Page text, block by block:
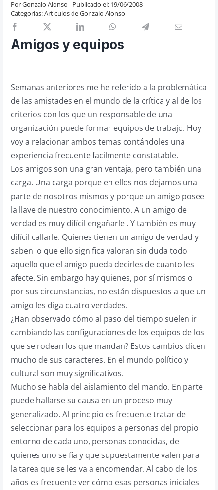
Entrevistas
Recomendación
Cosas de Beckmesser
PorGonzalo Alonso
Publicado el: 19/06/2008
Categorías:Artículos de Gonzalo Alonso
Amigos y equipos
Semanas anteriores me he referido a la problemática
de las amistades en el mundo de la crítica y al de los
criterios con los que un responsable de una
organización puede formar equipos de trabajo. Hoy
voy a relacionar ambos temas contándoles una
experiencia frecuente facilmente constatable.
Los amigos son una gran ventaja, pero también una
carga. Una carga porque en ellos nos dejamos una
parte de nosotros mismos y porque un amigo posee
la llave de nuestro conocimiento. A un amigo de
verdad es muy difícil engañarle . Y también es muy
difícil callarle. Quienes tienen un amigo de verdad y
saben lo que ello significa valoran sin duda todo
aquello que el amigo pueda decirles de cuanto les
afecte. Sin embargo hay quienes, por sí mismos o
por sus circunstancias, no están dispuestos a que un
amigo les diga cuatro verdades.
¿Han observado cómo al paso del tiempo suelen ir
cambiando las configuraciones de los equipos de los
que se rodean los que mandan? Estos cambios dicen
mucho de sus caracteres. En el mundo político y
cultural son muy significativos.
Mucho se habla del aislamiento del mando. En parte
puede hallarse su causa en un proceso muy
generalizado. Al principio es frecuente tratar de
seleccionar para los equipos a personas del propio
entorno de cada uno, personas conocidas, de
quienes uno se fía y que supuestamente valen para
la tarea que se les va a encomendar. Al cabo de los
años es frecuente ver cómo esas personas iniciales